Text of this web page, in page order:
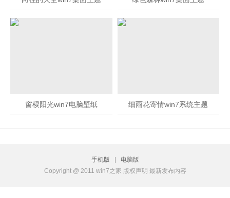
窗棂阳光win7电脑壁纸 细雨花寄情win7系统主题
手机版
电脑版
Copyright @ 2011 win7之家 版权声明 最新发布内容